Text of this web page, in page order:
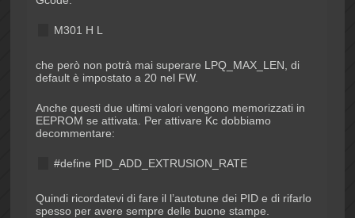
M301 H L
che però non potrà mai superare LPQ_MAX_LEN, di
default è impostato a 20 nel FW.
Anche questi due ultimi valori vengono memorizzati in
EEPROM se attivata. Per attivare Kc dobbiamo
decommentare:
#define PID_ADD_EXTRUSION_RATE
Quindi ricordatevi di fare il l’autotune dei PID e di rifarlo
spesso per avere sempre delle buone stampe.